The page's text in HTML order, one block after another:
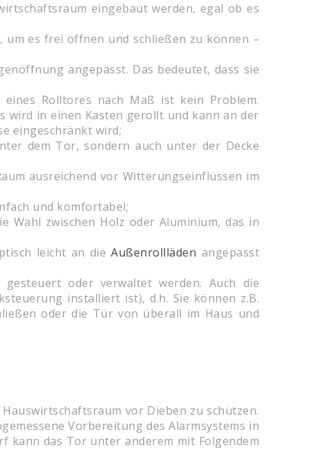
eingebaut werden, egal ob es
es frei öffnen und schließen zu können –
angepasst. Das bedeutet, dass sie
Rolltores nach Maß ist kein Problem.
wird in einen Kasten gerollt und kann an der
eingeschränkt wird;
dem Tor, sondern auch unter der Decke
ausreichend vor Witterungseinflüssen im
und komfortabel;
Wahl zwischen Holz oder Aluminium, das in
leicht an dieAußenrollläden angepasst
oder verwaltet werden. Auch die
installiert ist), d.h. Sie können z.B.
oder die Tür von überall im Haus und
vor Dieben zu schützen.
Vorbereitung des Alarmsystems in
kann das Tor unter anderem mit Folgendem